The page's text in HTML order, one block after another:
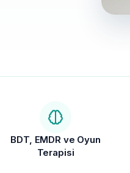
BDT, EMDR ve Oyun
Terapisi